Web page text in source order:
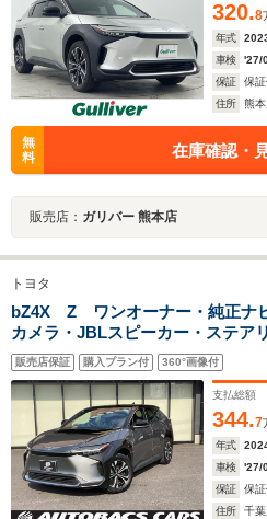
320.8
年式
車検
'27/
保証
保
住所
熊
無
料
在庫確認・
販売店： ガリバー 熊本店
トヨタ
bZ4X Z ワンオーナー・純正ナ
カメラ・JBLスピーカー・ステア
ルミラー・アドバンスドパーク・
トロール・前席シートベンチレー
ア
販売店保証 購入プラン付 360°画像付
支払総額
344.7
年式
車検
'27/
保証
保
住所
千